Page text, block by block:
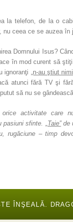
la telefon, de la o
nu ceea ce se auzea în
Domnului Isus?
în mod curent să
ignoranţi „n-au ştiut
atunci fără TV şi
să nu se
activitate care
pasiuni sfinte. „Taie”de
rugăciune – timp
ÎNŞEALĂ.